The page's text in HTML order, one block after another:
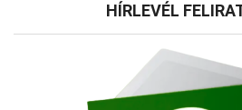
HÍRLEVÉL